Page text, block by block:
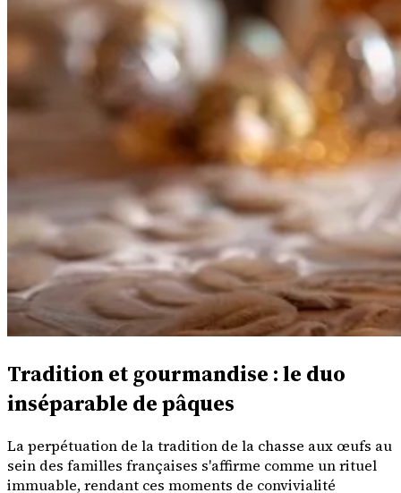
Tradition et gourmandise : le duo
inséparable de pâques
La perpétuation de la tradition de la chasse aux œufs au
sein des familles françaises s'affirme comme un rituel
immuable, rendant ces moments de convivialité